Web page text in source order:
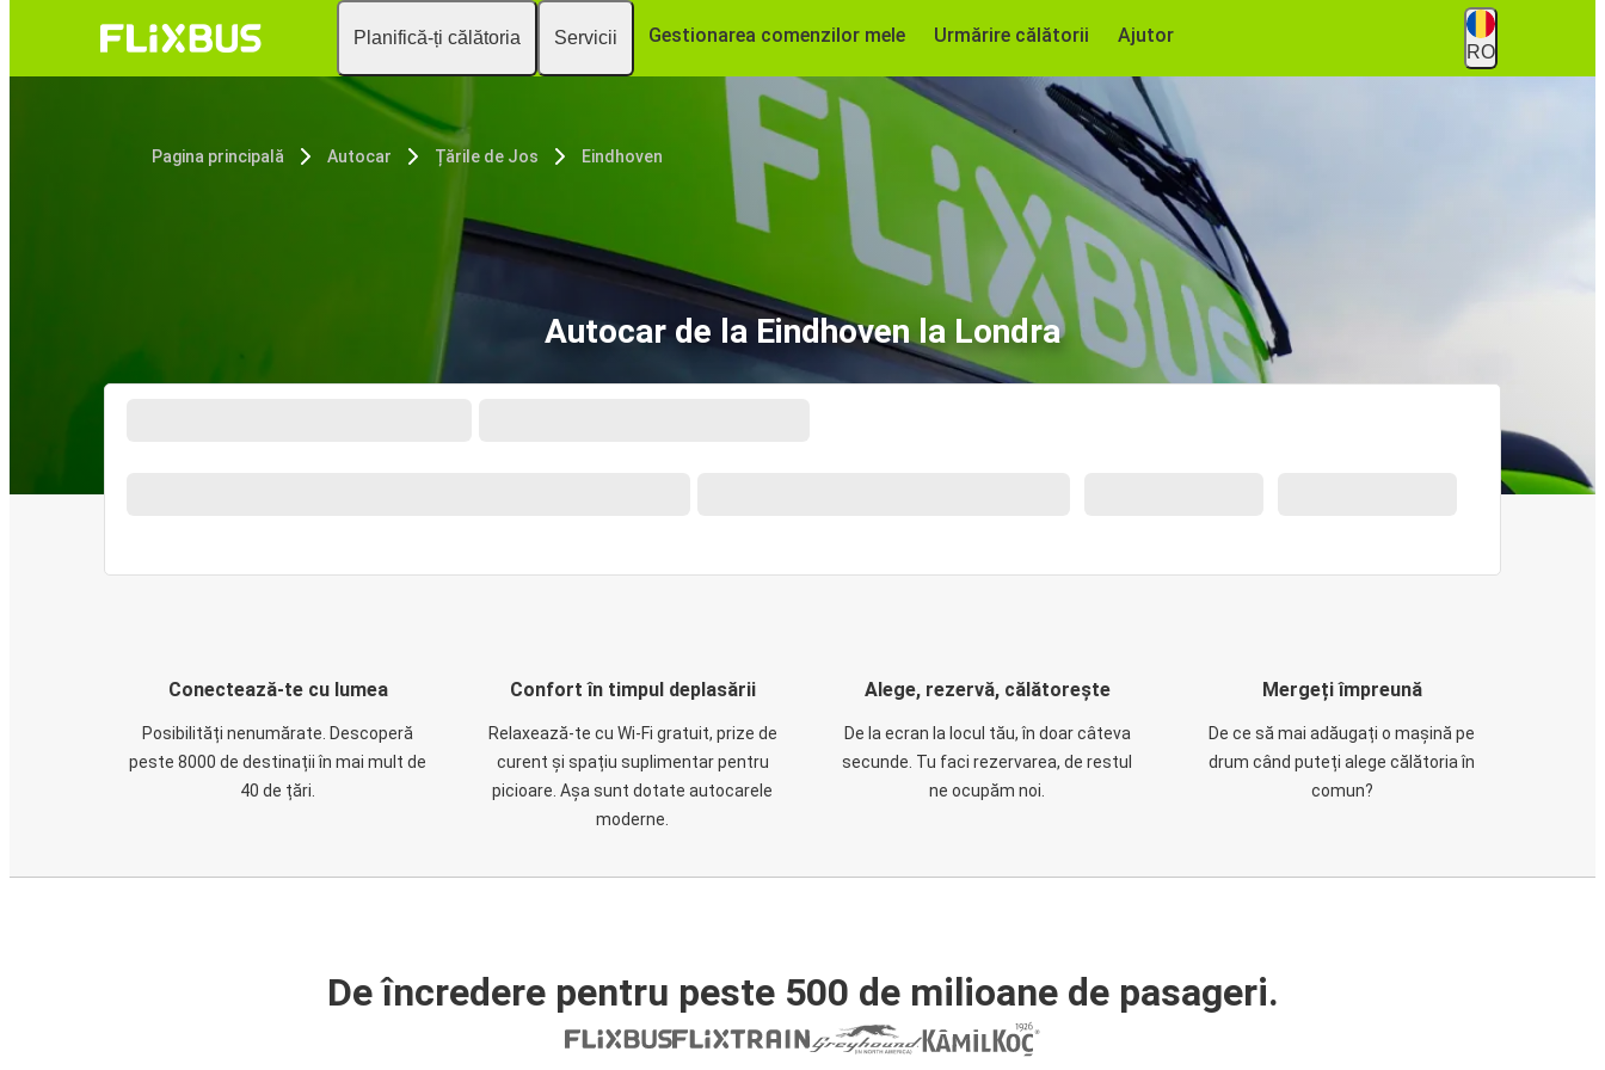
Planifică-ți călătoria Servicii Gestionarea comenzilor mele Urmărire călătorii Ajutor
RO
Pagina principală Autocar Țările de Jos Eindhoven
Autocar de la Eindhoven la Londra
Conectează-te cu lumea
Posibilități nenumărate. Descoperă
peste 8000 de destinații în mai mult de
40 de țări.
Confort în timpul deplasării
Relaxează-te cu Wi-Fi gratuit, prize de
curent și spațiu suplimentar pentru
picioare. Așa sunt dotate autocarele
moderne.
Alege, rezervă, călătorește
De la ecran la locul tău, în doar câteva
secunde. Tu faci rezervarea, de restul
ne ocupăm noi.
Mergeți împreună
De ce să mai adăugați o mașină pe
drum când puteți alege călătoria în
comun?
De încredere pentru peste 500 de milioane de pasageri.